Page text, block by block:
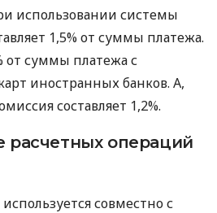
использовании системы
1,5% от суммы платежа.
от суммы платежа с
иностранных банков. А,
составляет 1,2%.
расчетных операций
совместно с